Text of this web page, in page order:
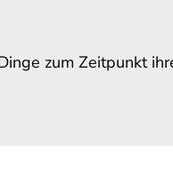
zum Zeitpunkt